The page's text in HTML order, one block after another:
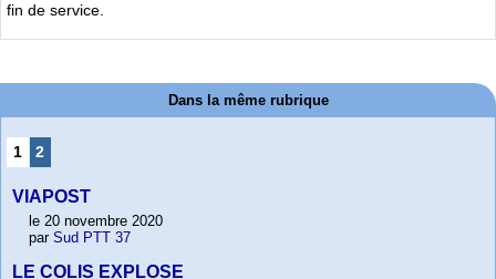
fin de service.
Dans la même rubrique
1 2
VIAPOST
le 20 novembre 2020
par Sud PTT 37
LE COLIS EXPLOSE